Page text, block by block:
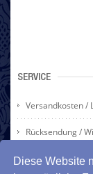
Diese Website
SERVICE
Versandkosten /
Rücksendung /
Zahlarten